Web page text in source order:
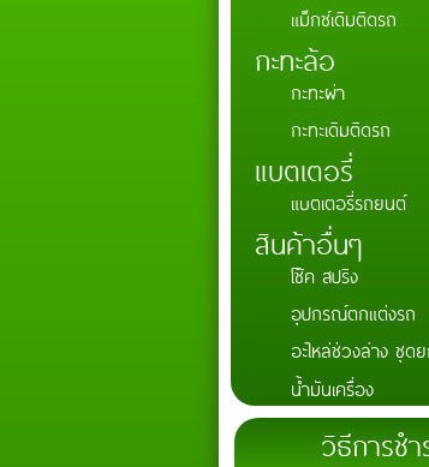
แม็กซ์เดิมติดรถ
กะทะล้อ
กะทะผ่า
กะทะเดิมติดรถ
แบตเตอรี่่
แบตเตอรี่รถยนต์
สินค้าอื่นๆ
โช๊ค สปริง
อุปกรณ์ตกแต่งรถ
อะไหล่ช่วงล่าง ชุด
น้ำมันเครื่อง
วิธีการชำ